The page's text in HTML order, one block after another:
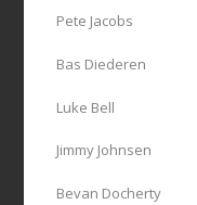
Pete Jacobs
Bas Diederen
Luke Bell
Jimmy Johnsen
Bevan Docherty